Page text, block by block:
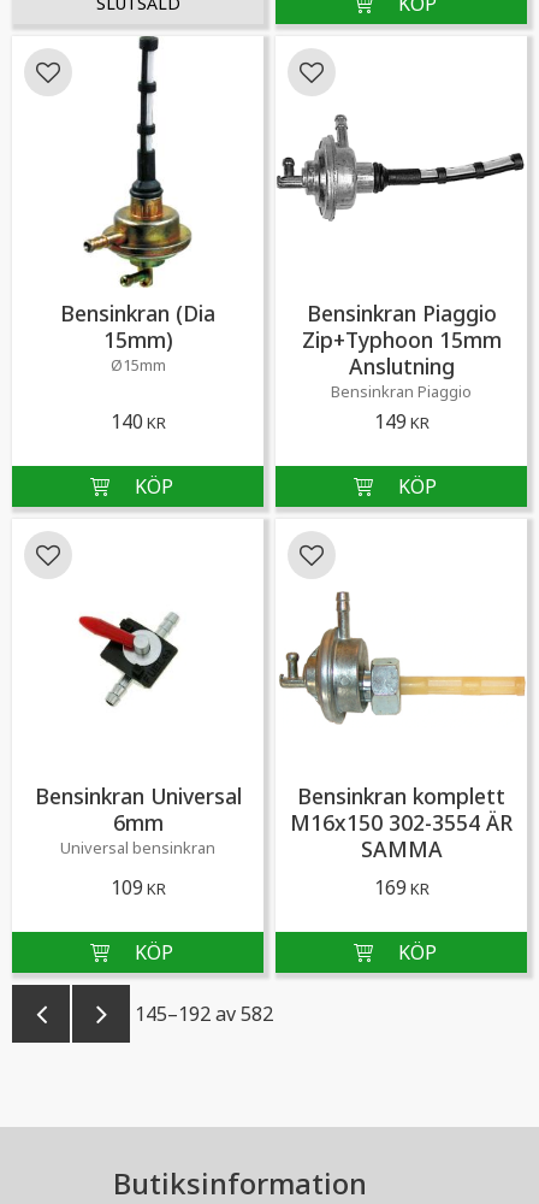
Bensinkran (Dia
15mm)
Ø15mm
140 KR
Lägg till i favoriter
Bensinkran Piaggio
Zip+Typhoon 15mm
Anslutning
Bensinkran Piaggio
149 KR
Lägg till i favoriter
Bensinkran Universal
6mm
Universal bensinkran
109 KR
Lägg till i favoriter
Bensinkran komplett
M16x150 302-3554 ÄR
SAMMA
169 KR
Lägg till i favoriter
145–192av582
Butiksinformation